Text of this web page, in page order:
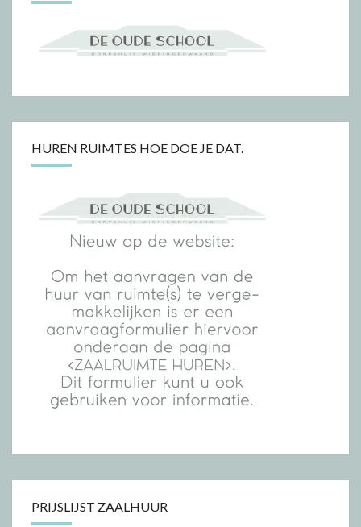
HUREN RUIMTES HOE DOE JE DAT.
PRIJSLIJST ZAALHUUR